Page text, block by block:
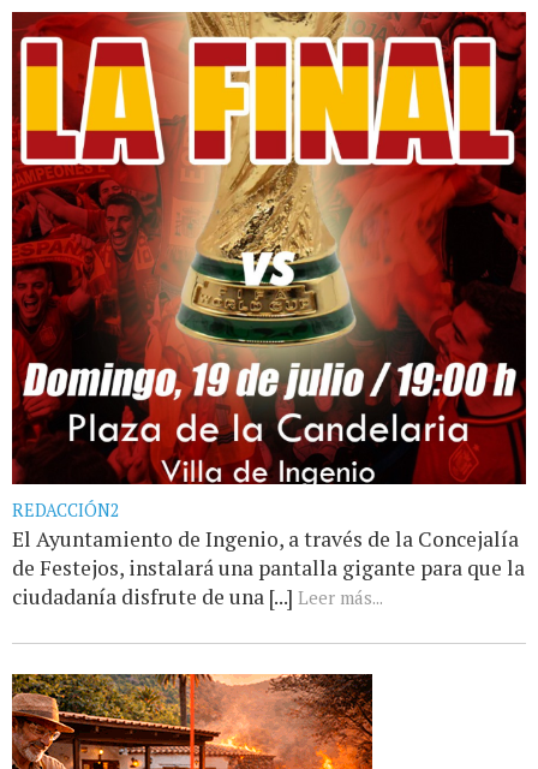
REDACCIÓN2
El Ayuntamiento de Ingenio, a través de la Concejalía
de Festejos, instalará una pantalla gigante para que la
ciudadanía disfrute de una [...] Leer más...